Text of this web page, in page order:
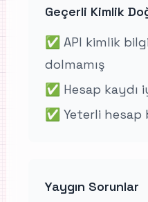
Geçerli Kimlik
✅ API kimlik
dolmamış
✅ Hesap kaydı
✅ Yeterli
Yaygın Sorunlar